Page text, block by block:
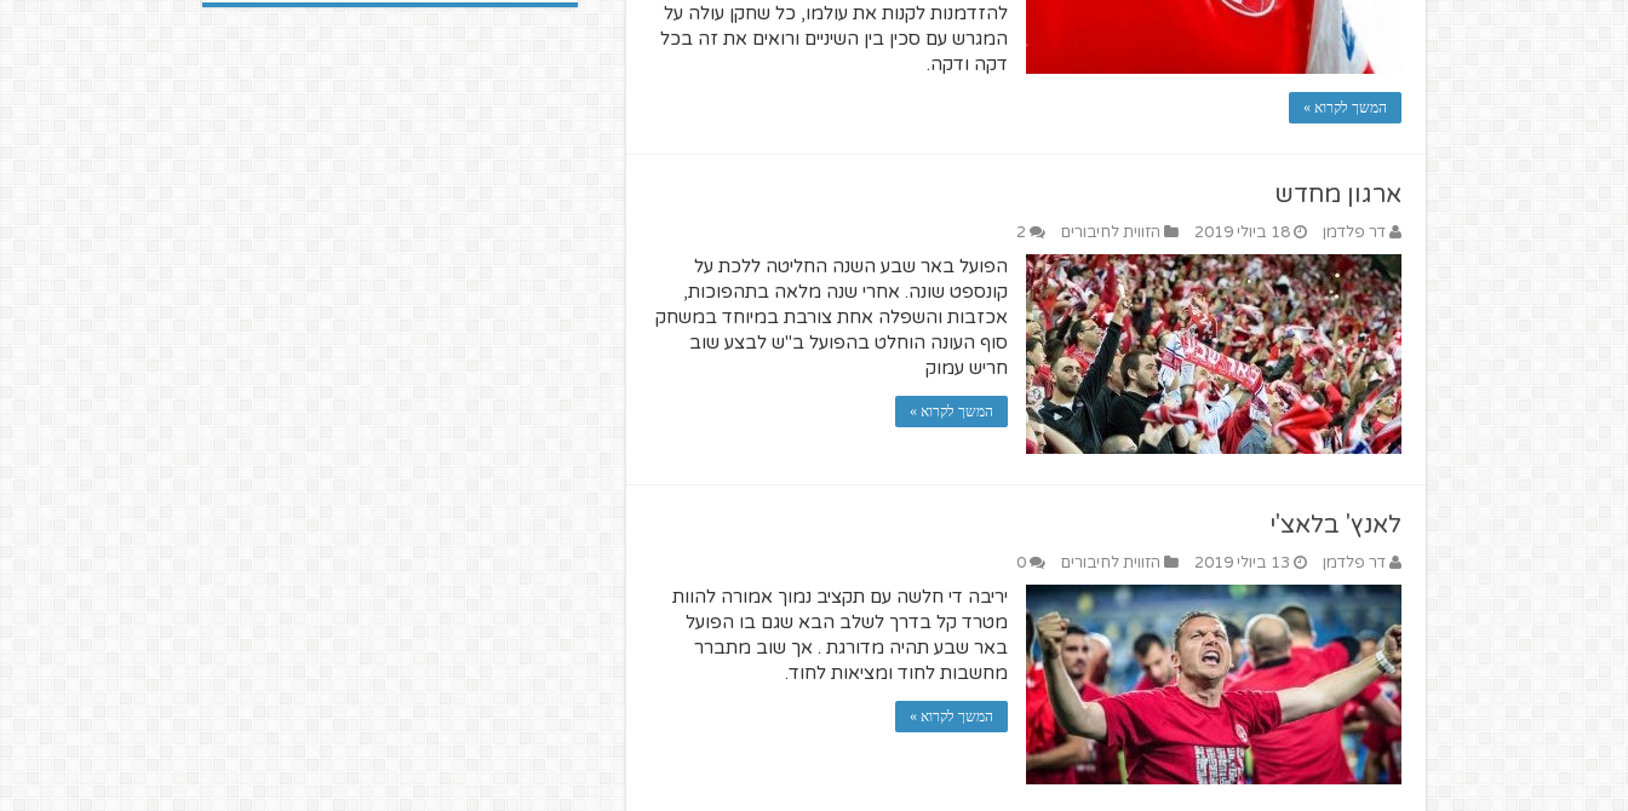
להזדמנות לקנות את עולמו, כל שחקן עולה על
המגרש עם סכין בין השיניים ורואים את זה בכל
דקה ודקה.
המשך לקרוא »
ארגון מחדש
דר פלדמן 18 ביולי 2019 הזווית לחיבורים 2
הפועל באר שבע השנה החליטה ללכת על
קונספט שונה. אחרי שנה מלאה בתהפוכות,
אכזבות והשפלה אחת צורבת במיוחד במשחק
סוף העונה הוחלט בהפועל ב"ש לבצע שוב
חריש עמוק
המשך לקרוא »
לאנץ' בלאצ'י
דר פלדמן 13 ביולי 2019 הזווית לחיבורים 0
יריבה די חלשה עם תקציב נמוך אמורה להוות
מטרד קל בדרך לשלב הבא שגם בו הפועל
באר שבע תהיה מדורגת . אך שוב מתברר
מחשבות לחוד ומציאות לחוד.
המשך לקרוא »